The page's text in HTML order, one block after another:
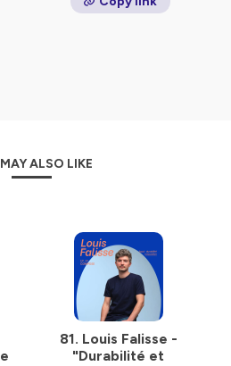
ALSO LIKE
81. Louis Falisse -
"Durabilité et